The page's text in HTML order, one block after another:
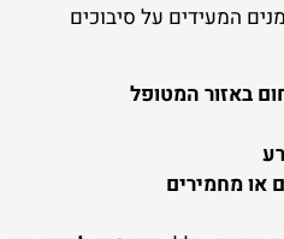
המעידים על סיבוכים
באזור המטופל
או מחמירים